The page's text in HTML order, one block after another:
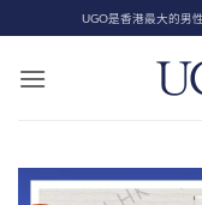
to
content
UGO是香港最大的男